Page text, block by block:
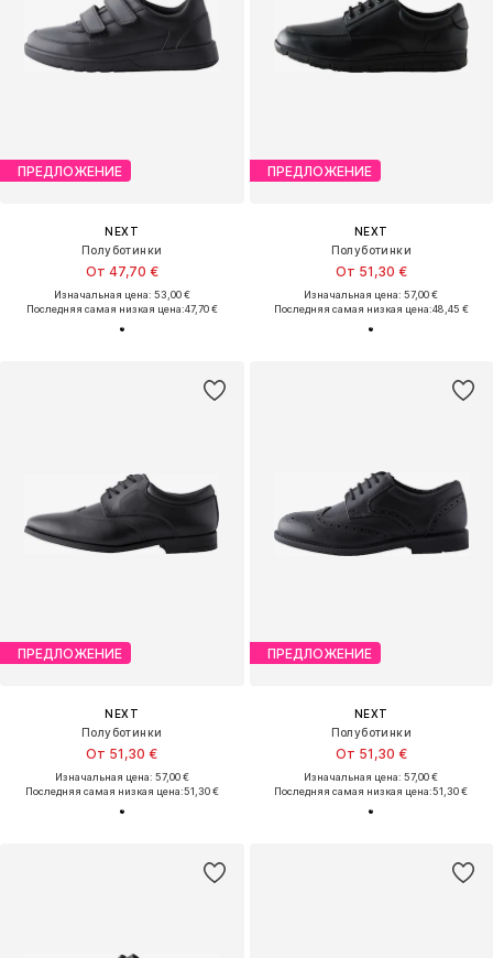
ПРЕДЛОЖЕНИЕ
NEXT
Полуботинки
От 47,70 €
Изначальная цена: 53,00 €
Последняя самая низкая цена:47,70 €
ПРЕДЛОЖЕНИЕ
NEXT
Полуботинки
От 51,30 €
Изначальная цена: 57,00 €
Последняя самая низкая цена:48,45 €
ПРЕДЛОЖЕНИЕ
NEXT
Полуботинки
От 51,30 €
Изначальная цена: 57,00 €
Последняя самая низкая цена:51,30 €
ПРЕДЛОЖЕНИЕ
NEXT
Полуботинки
От 51,30 €
Изначальная цена: 57,00 €
Последняя самая низкая цена:51,30 €